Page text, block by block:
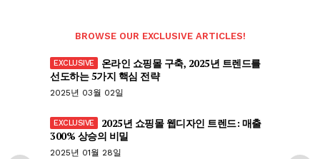
BROWSE OUR EXCLUSIVE ARTICLES!
온라인 쇼핑몰 구축, 2025년 트렌드를
선도하는 5가지 핵심 전략
2025년 03월 02일
2025년 쇼핑몰 웹디자인 트렌드: 매출
300% 상승의 비밀
2025년 01월 28일